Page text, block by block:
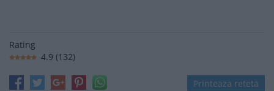
Rating
4.9 (132)
Printeaza reteta